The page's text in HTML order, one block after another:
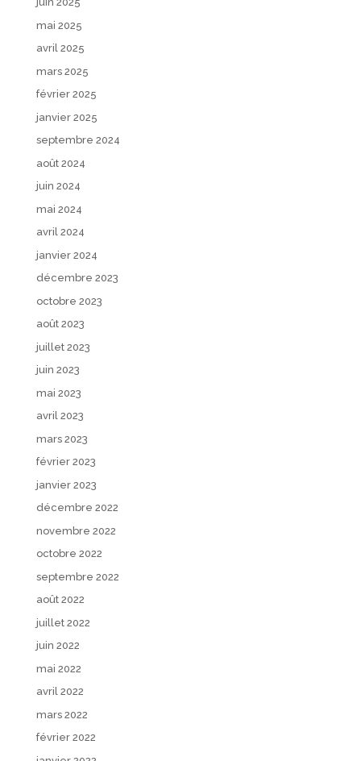
mai 2025
avril 2025
mars 2025
février 2025
janvier 2025
septembre 2024
août 2024
juin 2024
mai 2024
avril 2024
janvier 2024
décembre 2023
octobre 2023
août 2023
juillet 2023
juin 2023
mai 2023
avril 2023
mars 2023
février 2023
janvier 2023
décembre 2022
novembre 2022
octobre 2022
septembre 2022
août 2022
juillet 2022
juin 2022
mai 2022
avril 2022
mars 2022
février 2022